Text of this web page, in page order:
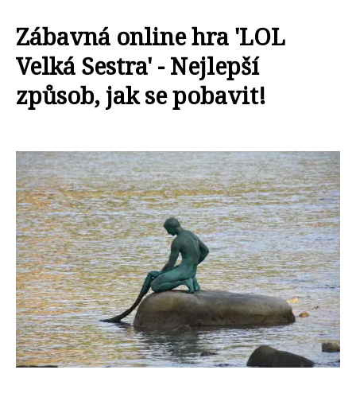
Zábavná online hra 'LOL
Velká Sestra' - Nejlepší
způsob, jak se pobavit!